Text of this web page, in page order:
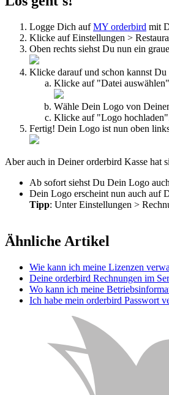
Logge Dich aufMY orderbird mit
Klicke auf Einstellungen >
Oben rechts siehst Du nun ein
Klicke darauf und schon kannst
Klicke auf "Datei
Wähle Dein Logo von
Klicke auf "Logo
Fertig! Dein Logo ist nun oben
Aber auch in Deiner orderbird Kasse hat
Ab sofort siehst Du Dein Logo
Dein Logo erscheint nun auch auf
Tipp: Unter Einstellungen >
Ähnliche Artikel
Wie kann ich meine Lizenzen
Deine orderbird Rechnungen im
Wo kann ich meine
Ich habe mein orderbird Passwort